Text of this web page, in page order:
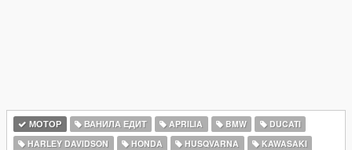
МОТОР ВАНИЛА ЕДИТ APRILIA BMW
DUCATI
HARLEY DAVIDSON
HONDA HUSQVARNA
KAWASAKI